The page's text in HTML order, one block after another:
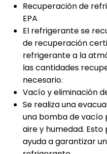
Recuperación de
EPA
El refrigerante se
de recuperación
refrigerante a la
las cantidades
necesario.
Vacío y eliminación
Se realiza una
una bomba de vacío
aire y humedad.
ayuda a garantizar